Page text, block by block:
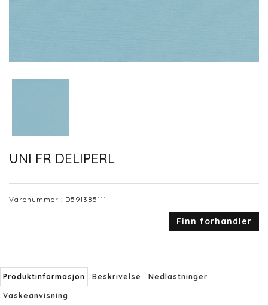
UNI FR DELIPERL
Varenummer : D591385111
Finn forhandler
Produktinformasjon Beskrivelse Nedlastninger
Vaskeanvisning